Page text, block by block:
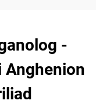
-
Anghenion